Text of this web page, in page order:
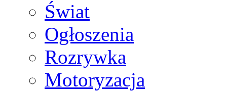
Świat
Ogłoszenia
Rozrywka
Motoryzacja